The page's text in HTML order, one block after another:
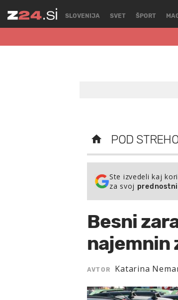
SLOVENIJA SVET ŠPORT
POD
Ste izvedeli kaj
za svoj
Besni
najemnin
AVTOR Katarina